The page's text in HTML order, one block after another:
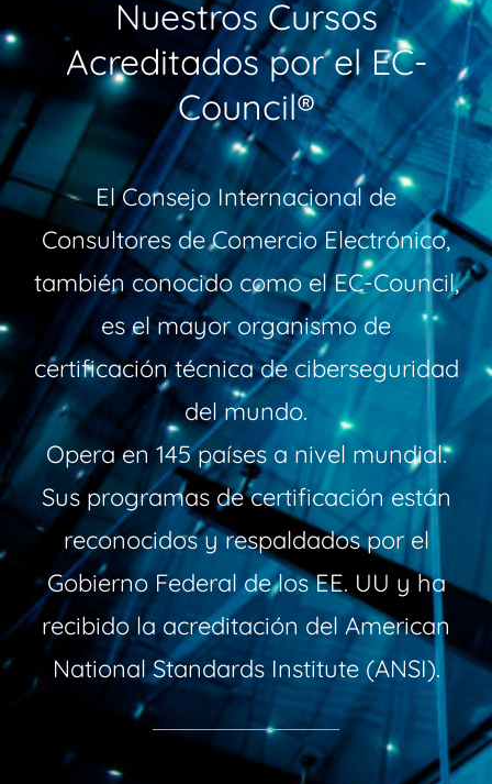
Nuestros Cursos
Acreditados por el EC-
Council®
El Consejo Internacional de
Consultores de Comercio Electrónico,
también conocido como el EC-Council,
es el mayor organismo de
certificación técnica de ciberseguridad
del mundo.
Opera en 145 países a nivel mundial.
Sus programas de certificación están
reconocidos y respaldados por el
Gobierno Federal de los EE. UU y ha
recibido la acreditación del American
National Standards Institute (ANSI).